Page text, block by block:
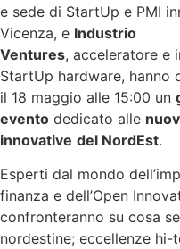
e sede di StartUp e PMI
Vicenza, e Industrio
Ventures, acceleratore e
StartUp hardware, hanno
il 18 maggio alle 15:00 un
evento dedicato alle
innovative del NordEst.
Esperti dal mondo
finanza e dell’Open
confronteranno su cosa
nordestine; eccellenze hi-